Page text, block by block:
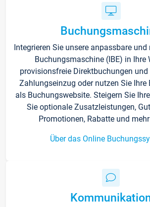
Integrieren Sie unsere anpassbare
Buchungsmaschine (IBE) in Ihre
provisionsfreie Direktbuchungen
Zahlungseinzug oder nutzen Sie Ihre
als Buchungswebsite. Steigern Sie
Sie optionale Zusatzleistungen,
Promotionen, Rabatte und
Über das Online